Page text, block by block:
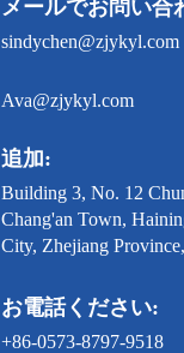
メールでお問い合
sindychen@zjykyl.com
Ava@zjykyl.com
追加:
Building 3, No. 12
Chang'an Town,
City, Zhejiang
お電話ください:
+86-0573-8797-9518